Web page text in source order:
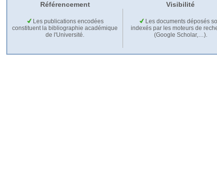
Référencement Visibilité
Les publications encodées
constituent la bibliographie académique
de l'Université.
Les documents déposés
indexés par les moteurs de
(Google Scholar,…).